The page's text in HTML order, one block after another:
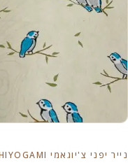
נייר יפני צ'יוגאמי CHIYOGAMI